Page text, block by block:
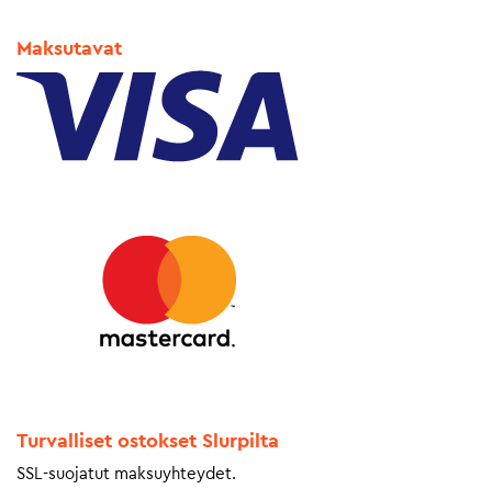
Maksutavat
Turvalliset ostokset Slurpilta
SSL-suojatut maksuyhteydet.